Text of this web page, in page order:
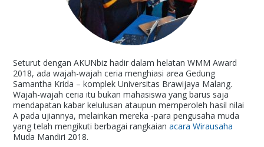
Seturut dengan AKUNbiz hadir dalam helatan WMM Award
2018, ada wajah-wajah ceria menghiasi area Gedung
Samantha Krida – komplek Universitas Brawijaya Malang.
Wajah-wajah ceria itu bukan mahasiswa yang barus saja
mendapatan kabar kelulusan ataupun memperoleh hasil nilai
A pada ujiannya, melainkan mereka -para pengusaha muda
yang telah mengikuti berbagai rangkaianacara Wirausaha
Muda Mandiri 2018.